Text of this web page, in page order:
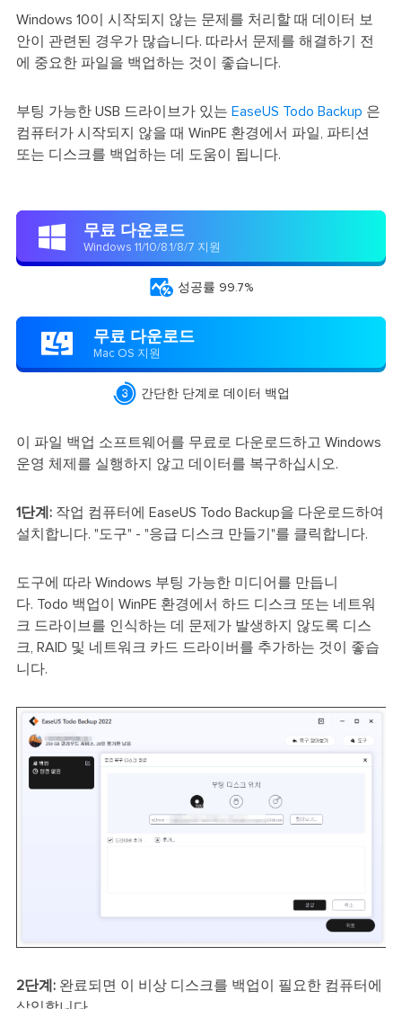
Windows 10이 시작되지 않는 문제를 처리할 때 데이터 보
안이 관련된 경우가 많습니다. 따라서 문제를 해결하기 전
에 중요한 파일을 백업하는 것이 좋습니다.
부팅 가능한 USB 드라이브가 있는 EaseUS Todo Backup 은
컴퓨터가 시작되지 않을 때 WinPE 환경에서 파일, 파티션
또는 디스크를 백업하는 데 도움이 됩니다.
 무료 다운로드
Windows 11/10/8.1/8/7 지원
 성공률 99.7%
 무료 다운로드
Mac OS 지원
 간단한 단계로 데이터 백업
이 파일 백업 소프트웨어를 무료로 다운로드하고 Windows
운영 체제를 실행하지 않고 데이터를 복구하십시오.
1단계: 작업 컴퓨터에 EaseUS Todo Backup을 다운로드하여
설치합니다. "도구" - "응급 디스크 만들기"를 클릭합니다.
도구에 따라 Windows 부팅 가능한 미디어를 만듭니
다. Todo 백업이 WinPE 환경에서 하드 디스크 또는 네트워
크 드라이브를 인식하는 데 문제가 발생하지 않도록 디스
크, RAID 및 네트워크 카드 드라이버를 추가하는 것이 좋습
니다.
2단계:완료되면 이 비상 디스크를 백업이 필요한 컴퓨터에